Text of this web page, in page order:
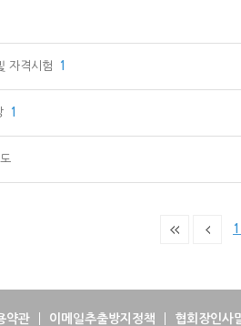
자격시험 1
1
약관 이메일추출방지정책 협회장인사